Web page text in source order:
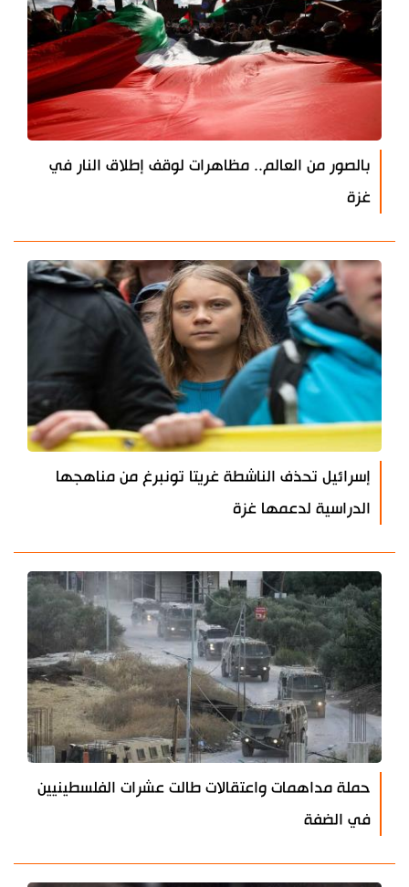
بالصور من العالم.. مظاهرات لوقف إطلاق النار في
غزة
إسرائيل تحذف الناشطة غريتا تونبرغ من مناهجها
الدراسية لدعمها غزة
حملة مداهمات واعتقالات طالت عشرات الفلسطينيين
في الضفة